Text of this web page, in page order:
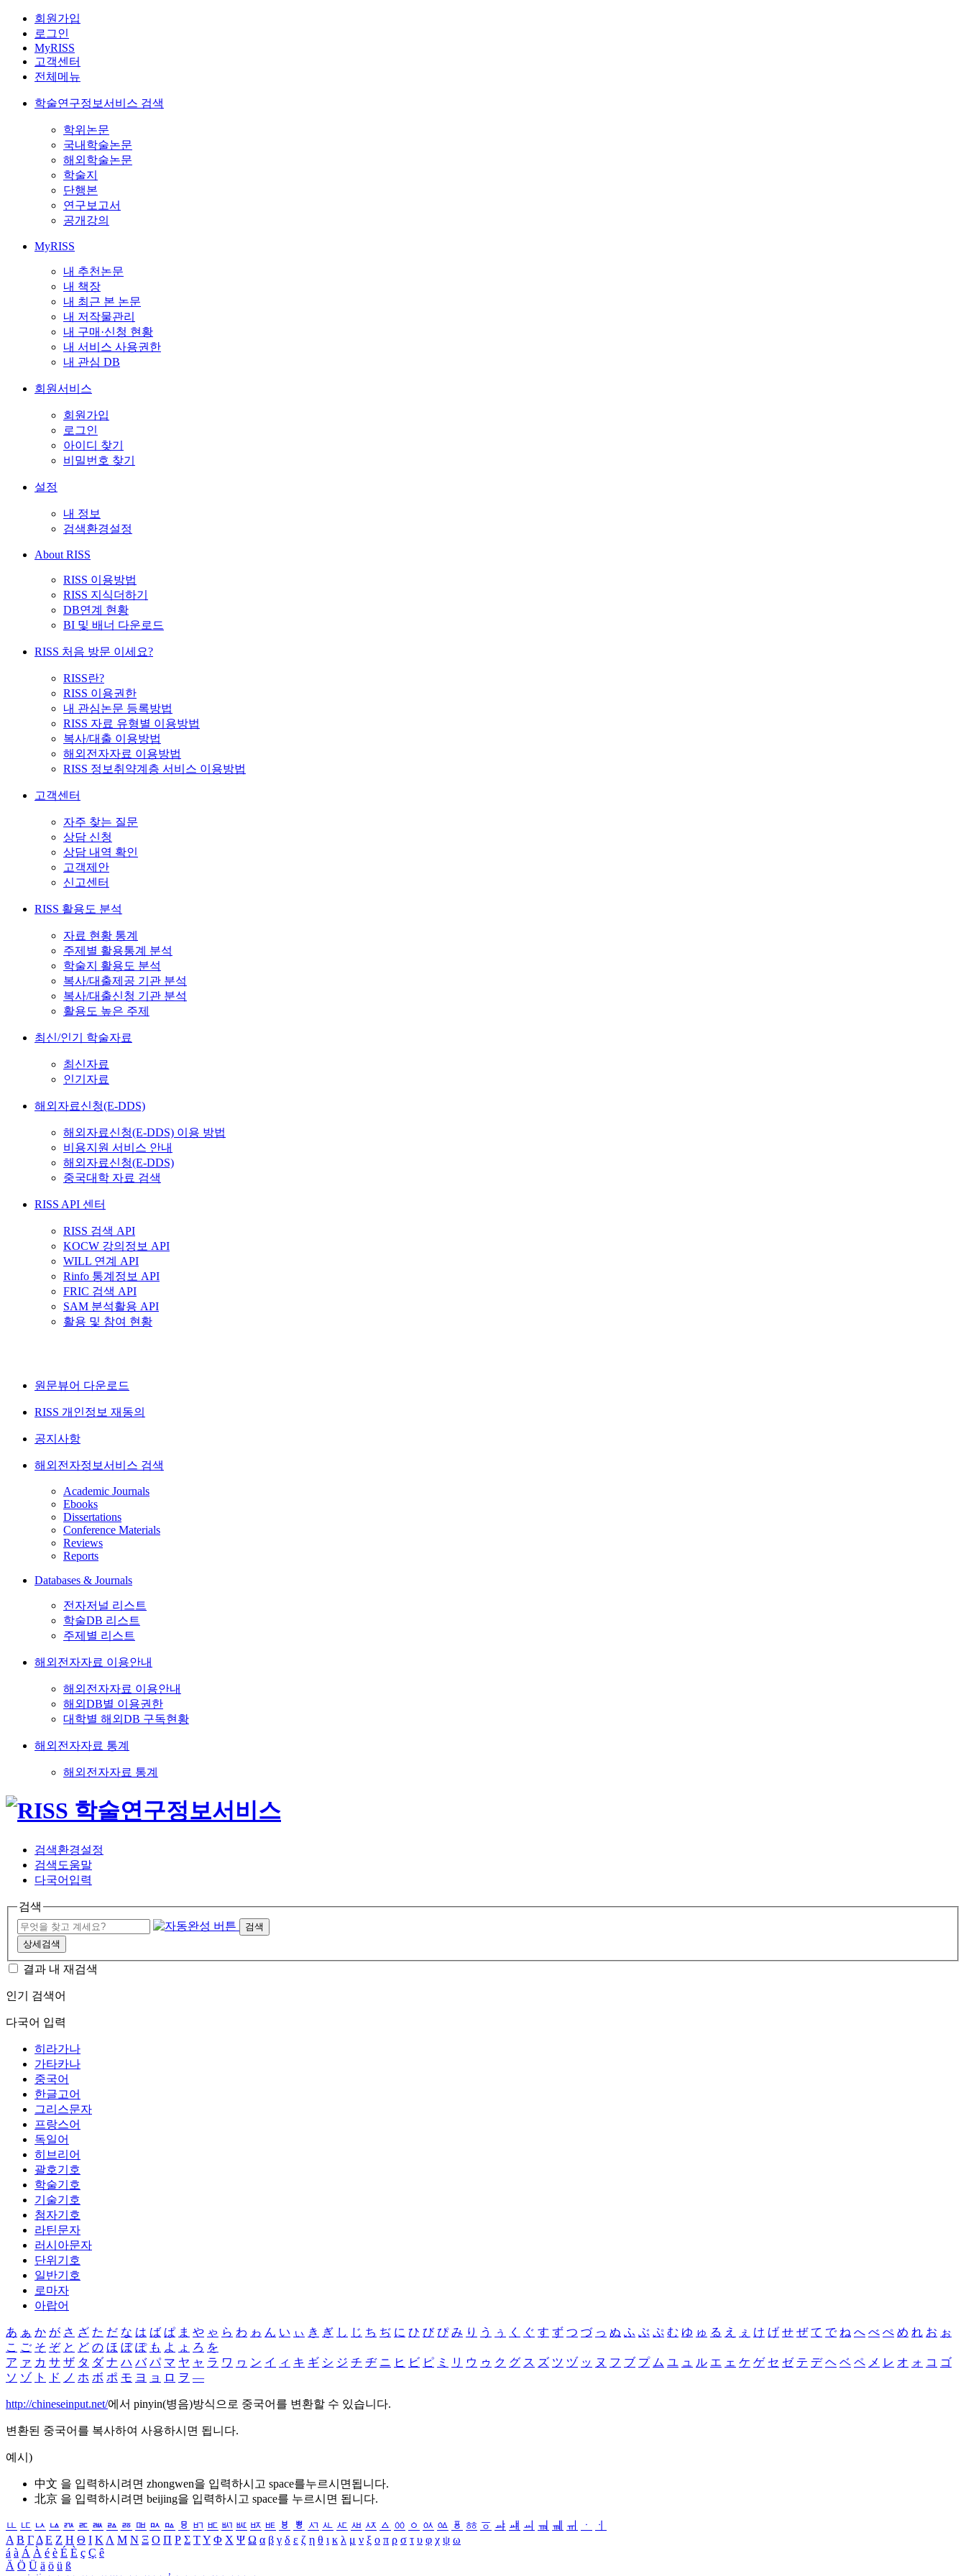
회원가입
로그인
MyRISS
고객센터
전체메뉴
학술연구정보서비스 검색
학위논문
국내학술논문
해외학술논문
학술지
단행본
연구보고서
공개강의
MyRISS
내 추천논문
내 책장
내 최근 본 논문
내 저작물관리
내 구매·신청 현황
내 서비스 사용권한
내 관심 DB
회원서비스
회원가입
로그인
아이디 찾기
비밀번호 찾기
설정
내 정보
검색환경설정
About RISS
RISS 이용방법
RISS 지식더하기
DB연계 현황
BI 및 배너 다운로드
RISS 처음 방문 이세요?
RISS란?
RISS 이용권한
내 관심논문 등록방법
RISS 자료 유형별 이용방법
복사/대출 이용방법
해외전자자료 이용방법
RISS 정보취약계층 서비스 이용방법
고객센터
자주 찾는 질문
상담 신청
상담 내역 확인
고객제안
신고센터
RISS 활용도 분석
자료 현황 통계
주제별 활용통계 분석
학술지 활용도 분석
복사/대출제공 기관 분석
복사/대출신청 기관 분석
활용도 높은 주제
최신/인기 학술자료
최신자료
인기자료
해외자료신청(E-DDS)
해외자료신청(E-DDS) 이용 방법
비용지원 서비스 안내
해외자료신청(E-DDS)
중국대학 자료 검색
RISS API 센터
RISS 검색 API
KOCW 강의정보 API
WILL 연계 API
Rinfo 통계정보 API
FRIC 검색 API
SAM 분석활용 API
활용 및 참여 현황
원문뷰어 다운로드
RISS 개인정보 재동의
공지사항
해외전자정보서비스 검색
Academic Journals
Ebooks
Dissertations
Conference Materials
Reviews
Reports
Databases & Journals
전자저널 리스트
학술DB 리스트
주제별 리스트
해외전자자료 이용안내
해외전자자료 이용안내
해외DB별 이용권한
대학별 해외DB 구독현황
해외전자자료 통계
해외전자자료 통계
검색환경설정
검색도움말
다국어입력
검색
검색
상세검색
결과 내 재검색
인기 검색어
다국어 입력
히라가나
가타카나
중국어
한글고어
그리스문자
프랑스어
독일어
히브리어
괄호기호
학술기호
기술기호
첨자기호
라틴문자
러시아문자
단위기호
일반기호
로마자
아랍어
あ ぁ か が さ ざ た だ な は ば ぱ ま や ゃ ら わ ゎ ん い ぃ き ぎ し じ ち ぢ に ひ び ぴ み り う ぅ く ぐ す ず つ づ っ ぬ ふ ぶ ぷ む ゆ ゅ る え ぇ け げ せ ぜ て で ね へ べ ぺ め れ お ぉ
こ ご そ ぞ と ど の ほ ぼ ぽ も よ ょ ろ を
ア ァ カ サ ザ タ ダ ナ ハ バ パ マ ヤ ャ ラ ワ ヮ ン イ ィ キ ギ シ ジ チ ヂ ニ ヒ ビ ピ ミ リ ウ ゥ ク グ ス ズ ツ ヅ ッ ヌ フ ブ プ ム ユ ュ ル エ ェ ケ ゲ セ ゼ テ デ ヘ ベ ペ メ レ オ ォ コ ゴ
ソ ゾ ト ド ノ ホ ボ ポ モ ヨ ョ ロ ヲ ―
http://chineseinput.net/에서 pinyin(병음)방식으로 중국어를 변환할 수 있습니다.
변환된 중국어를 복사하여 사용하시면 됩니다.
예시)
中文 을 입력하시려면 zhongwen을 입력하시고 space를누르시면됩니다.
北京 을 입력하시려면 beijing을 입력하시고 space를 누르시면 됩니다.
ㅥ ㅦ ㅧ ㅨ ㅩ ㅪ ㅫ ㅬ ㅭ ㅮ ㅯ ㅰ ㅱ ㅲ ㅳ ㅴ ㅵ ㅶ ㅷ ㅸ ㅹ ㅺ ㅻ ㅼ ㅽ ㅾ ㅿ ㆀ ㆁ ㆂ ㆃ ㆄ ㆅ ㆆ ㆇ ㆈ ㆉ ㆊ ㆋ ㆌ ㆍ
ㆎ
Α Β ΓΔ Ε Ζ Η Θ Ι ΚΛ Μ Ν Ξ Ο Π Ρ Σ ΤΥ Φ Χ Ψ Ω α β γ δ ε ζ η θ ι κ λ μ ν ξ ο π ρ σ τ υ φ χ ψ ω
á à Á À é è É È ç Ç ê
Ä Ö Ü ä ö ü ß